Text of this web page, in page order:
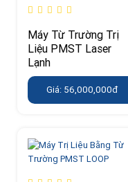
Máy Từ Trường Trị
Liệu PMST Laser
Lạnh
Giá: 56,000,000đ